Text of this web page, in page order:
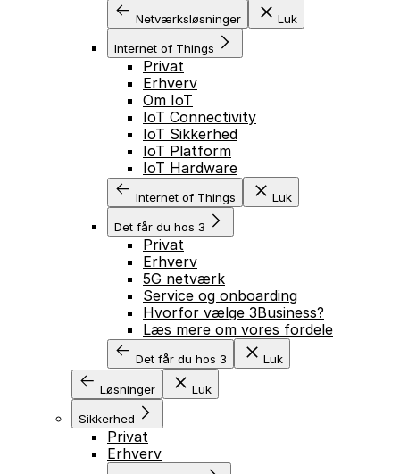
GÅ TIL INDHOLD
Netværksløsninger Luk
Internet of Things
Privat
Erhverv
Om IoT
IoT Connectivity
IoT Sikkerhed
IoT Platform
IoT Hardware
Internet of Things Luk
Det får du hos 3
Privat
Erhverv
5G netværk
Service og onboarding
Hvorfor vælge 3Business?
Læs mere om vores fordele
Det får du hos 3 Luk
Løsninger Luk
Sikkerhed
Privat
Erhverv